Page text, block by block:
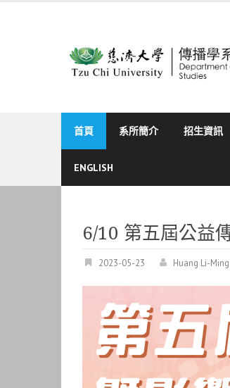
首頁 系所簡介 招生資訊
ENGLISH
6/10 第五屆公益
2023-05-23 Huang Li-Ming